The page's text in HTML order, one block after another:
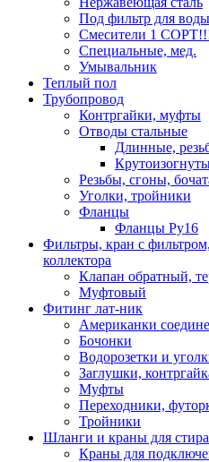
Под фильтр для воды
Смесители 1
Специальные, мед.
Умывальник
Теплый пол
Трубопровод
Контргайки, муфты
Отводы стальные
Длинные,
Резьбы, сгоны,
Уголки, тройники
Фланцы
Фланцы Ру16
Фильтры, кран с
коллектора
Клапан обратный,
Муфтовый
Фитинг лат-ник
Американки
Бочонки
Водорозетки и
Заглушки,
Муфты
Переходники,
Тройники
Шланги и краны для
Краны для